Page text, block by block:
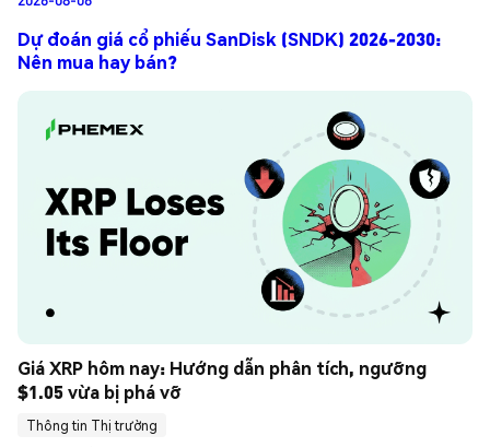
Dự đoán giá cổ phiếu SanDisk (SNDK) 2026-2030:
Nên mua hay bán?
Giá XRP hôm nay: Hướng dẫn phân tích, ngưỡng
$1.05 vừa bị phá vỡ
Thông tin Thị trường